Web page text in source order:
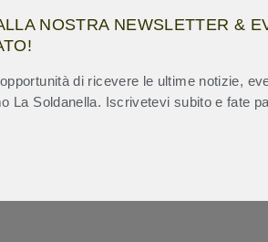
NOSTRA NEWSLETTER &
di ricevere le ultime notizie,
La Soldanella. Iscrivetevi subito e fate